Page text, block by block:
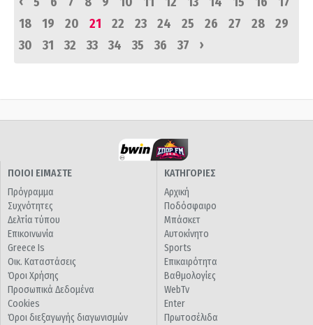
18
19 20 21 22 23 24 25 26 27 28
29
30
31 32 33 34 35 36 37 ›
ΠΟΙΟΙ ΕΙΜΑΣΤΕ
Πρόγραμμα
Συχνότητες
Δελτία τύπου
Επικοινωνία
Greece Is
Οικ. Καταστάσεις
Όροι Χρήσης
Προσωπικά Δεδομένα
Cookies
Όροι διεξαγωγής διαγωνισμών
ΚΑΤΗΓΟΡΙΕΣ
Αρχική
Ποδόσφαιρο
Μπάσκετ
Αυτοκίνητο
Sports
Επικαιρότητα
Βαθμολογίες
WebTv
Enter
Πρωτοσέλιδα